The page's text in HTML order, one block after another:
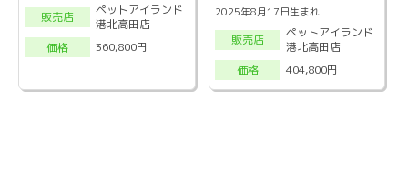
販売店
ペットアイランド
港北高田店
価格
360,800円
2025年8月17日生まれ
販売店
ペットアイランド
港北高田店
価格
404,800円